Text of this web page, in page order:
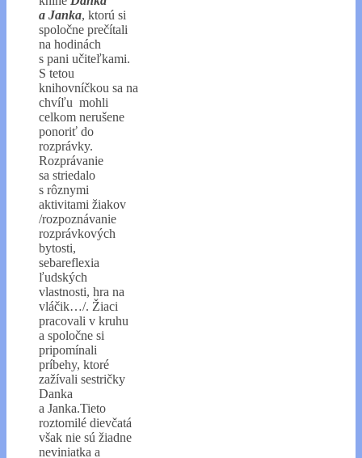
a Janka, ktorú si
spoločne prečítali
na hodinách
s pani učiteľkami.
S tetou
knihovníčkou sa na
chvíľu mohli
celkom nerušene
ponoriť do
rozprávky.
Rozprávanie
sa striedalo
s rôznymi
aktivitami žiakov
/rozpoznávanie
rozprávkových
bytosti,
sebareflexia
ľudských
vlastnosti, hra na
vláčik…/. Žiaci
pracovali v kruhu
a spoločne si
pripomínali
príbehy, ktoré
zažívali sestričky
Danka
a Janka.Tieto
roztomilé dievčatá
však nie sú žiadne
neviniatka a